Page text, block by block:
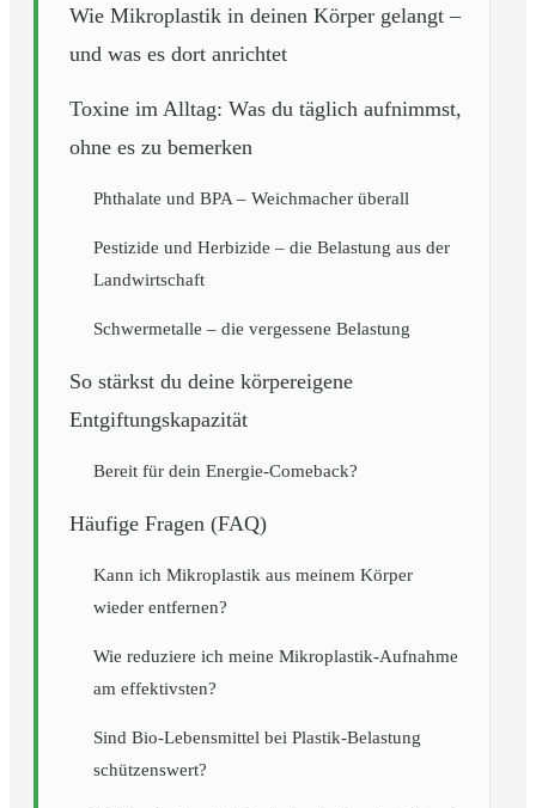
Wie Mikroplastik in deinen Körper gelangt –
und was es dort anrichtet
Toxine im Alltag: Was du täglich aufnimmst,
ohne es zu bemerken
Phthalate und BPA – Weichmacher überall
Pestizide und Herbizide – die Belastung aus der
Landwirtschaft
Schwermetalle – die vergessene Belastung
So stärkst du deine körpereigene
Entgiftungskapazität
Bereit für dein Energie-Comeback?
Häufige Fragen (FAQ)
Kann ich Mikroplastik aus meinem Körper
wieder entfernen?
Wie reduziere ich meine Mikroplastik-Aufnahme
am effektivsten?
Sind Bio-Lebensmittel bei Plastik-Belastung
schützenswert?